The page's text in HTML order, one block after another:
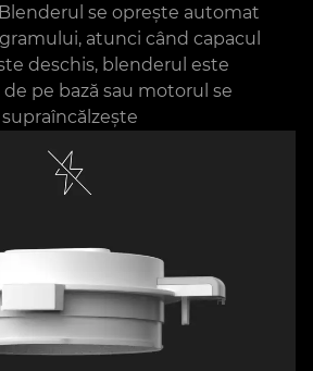
se oprește automat
atunci când capacul
deschis, blenderul este
pe bază sau motorul se
supraîncălzește